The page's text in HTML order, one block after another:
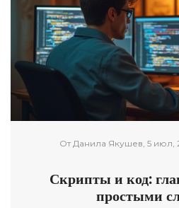
От Данила Якушев, 5 июл,
Скрипты и код:
простыми